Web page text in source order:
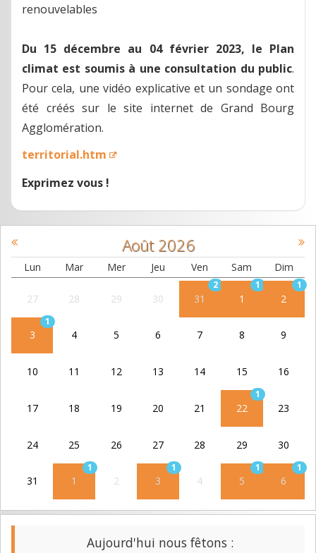
renouvelables
Du 15 décembre au 04 février 2023, le Plan
climat est soumis à une consultation du public.
Pour cela, une vidéo explicative et un sondage ont
été créés sur le site internet de Grand Bourg
Agglomération.
territorial.htm
Exprimez vous !
Août 2026
Lun Mar Mer Jeu Ven Sam Dim
27 28 29 30 31
2
1
1
2
1
3
1
4 5 6 7 8 9
10 11 12 13 14 15 16
17 18 19 20 21 22
1
23
24 25 26 27 28 29 30
31 1
1
2 3
1
4 5
1
6
1
Aujourd'hui nous fêtons :